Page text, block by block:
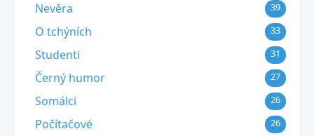
Nevěra 39
O tchýních 33
Studenti 31
Černý humor 27
Somálci 26
Počítačové 26